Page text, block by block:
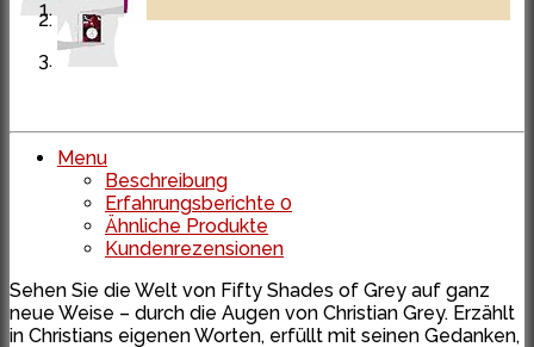
Menu
Beschreibung
Erfahrungsberichte 0
Ähnliche Produkte
Kundenrezensionen
Sehen Sie die Welt von Fifty Shades of Grey auf ganz
neue Weise – durch die Augen von Christian Grey. Erzählt
in Christians eigenen Worten, erfüllt mit seinen Gedanken,